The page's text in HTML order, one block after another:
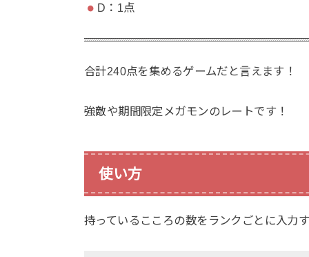
D：1点
合計240点を集めるゲームだと言えます！
強敵や期間限定メガモンのレートです！
使い方
持っているこころの数をランクごとに入力